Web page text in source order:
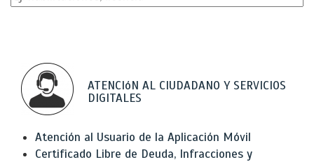
ATENCIóN AL CIUDADANO Y SERVICIOS
DIGITALES
Atención al Usuario de la Aplicación Móvil
Certificado Libre de Deuda, Infracciones y